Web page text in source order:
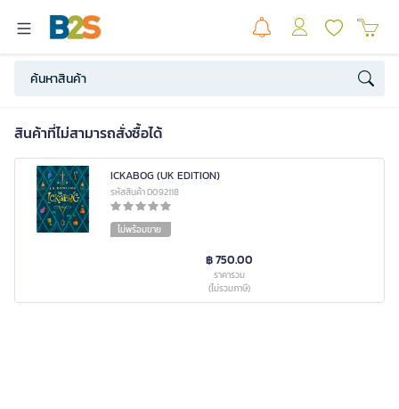
สินค้าที่ไม่สามารถสั่งซื้อได้
ICKABOG (UK EDITION)
รหัสสินค้า D092118
ไม่พร้อมขาย
฿ 750.00
ราคารวม
(ไม่รวมภาษี)